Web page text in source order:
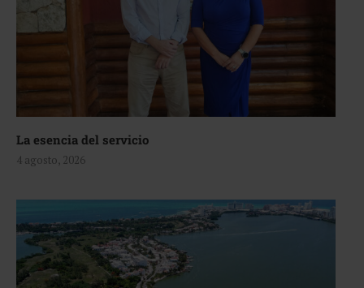
La esencia del servicio
4 agosto, 2026